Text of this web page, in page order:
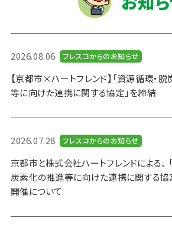
2026.08.06 フレスコからのお知らせ
【京都市×ハートフレンド】「資源循環・
等に向けた連携に関する協定」を締結
2026.07.28 フレスコからのお知らせ
京都市と株式会社ハートフレンドによる、
炭素化の推進等に向けた連携に関する協
開催について